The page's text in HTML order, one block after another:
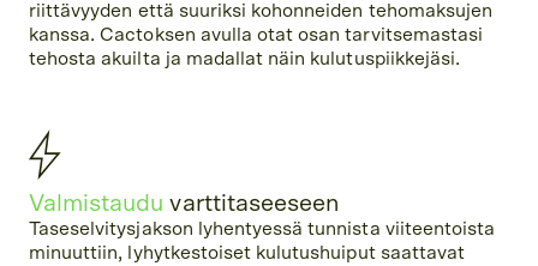
riittävyyden että suuriksi kohonneiden tehomaksujen
kanssa. Cactoksen avulla otat osan tarvitsemastasi
tehosta akuilta ja madallat näin kulutuspiikkejäsi.
Valmistaudu varttitaseeseen
Taseselvitysjakson lyhentyessä tunnista viiteentoista
minuuttiin, lyhytkestoiset kulutushuiput saattavat